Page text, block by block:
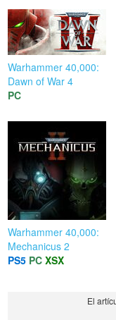
Warhammer 40,000:
Dawn of War 4
PC
Warhammer 40,000:
Mechanicus 2
PS5 PC XSX